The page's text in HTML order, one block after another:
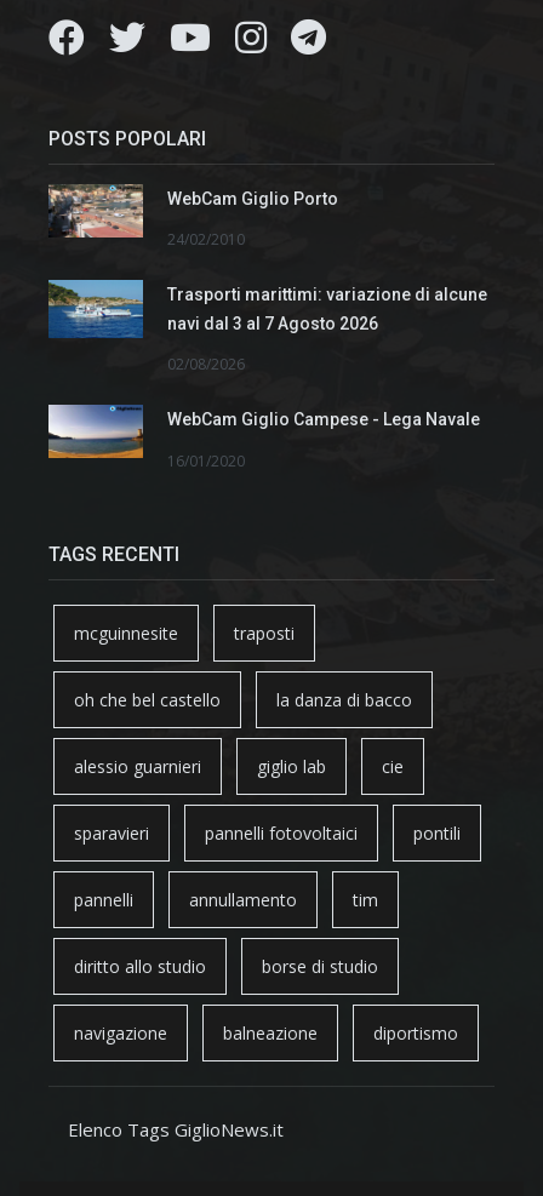
POSTS POPOLARI
WebCam Giglio Porto
24/02/2010
Trasporti marittimi: variazione di alcune
navi dal 3 al 7 Agosto 2026
02/08/2026
WebCam Giglio Campese - Lega Navale
16/01/2020
TAGS RECENTI
mcguinnesite traposti
oh che bel castello la danza di bacco
alessio guarnieri giglio lab cie
sparavieri pannelli fotovoltaici pontili
pannelli annullamento tim
diritto allo studio borse di studio
navigazione balneazione diportismo
Elenco Tags GiglioNews.it